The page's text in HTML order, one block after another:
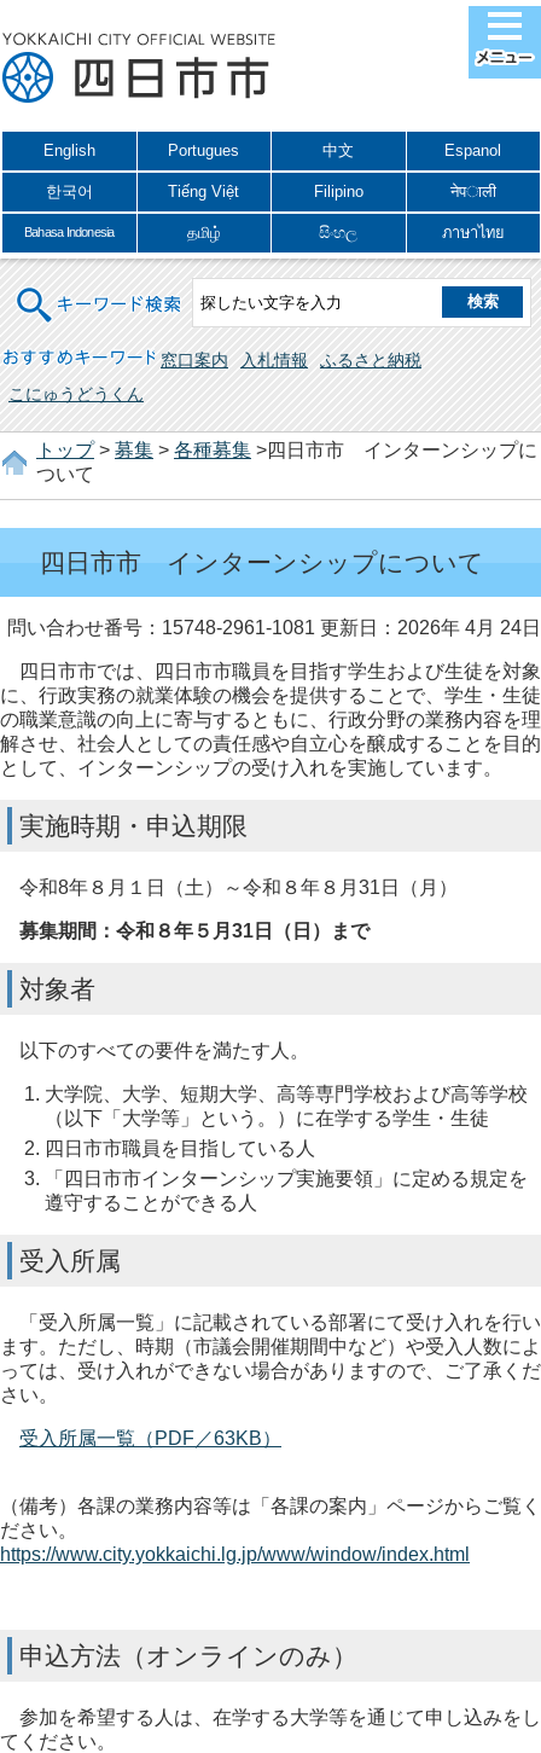
English Portugues 中文 Espanol
한국어 Tiếng Việt Filipino नेपाली
Bahasa Indonesia தமிழ் සිංහල ภาษาไทย
キーワード検索
おすすめキーワード 窓口案内 入札情報
ふるさと納税
こにゅうどうくん
トップ> 募集 > 各種募集 >四日市市 インターンシップに
ついて
四日市市 インターンシップについて
問い合わせ番号：15748-2961-1081 更新日：2026年 4月 24日
四日市市では、四日市市職員を目指す学生および生徒を対象
に、行政実務の就業体験の機会を提供することで、学生・生徒
の職業意識の向上に寄与するともに、行政分野の業務内容を理
解させ、社会人としての責任感や自立心を醸成することを目的
として、インターンシップの受け入れを実施しています。
実施時期・申込期限
令和8年８月１日（土）～令和８年８月31日（月）
募集期間：令和８年５月31日（日）まで
対象者
以下のすべての要件を満たす人。
大学院、大学、短期大学、高等専門学校および高等学校
（以下「大学等」という。）に在学する学生・生徒
四日市市職員を目指している人
「四日市市インターンシップ実施要領」に定める規定を
遵守することができる人
受入所属
「受入所属一覧」に記載されている部署にて受け入れを行い
ます。ただし、時期（市議会開催期間中など）や受入人数によ
っては、受け入れができない場合がありますので、ご了承くだ
さい。
受入所属一覧（PDF／63KB）
（備考）各課の業務内容等は「各課の案内」ページからご覧く
ださい。
https://www.city.yokkaichi.lg.jp/www/window/index.html
申込方法（オンラインのみ）
参加を希望する人は、在学する大学等を通じて申し込みをし
てください。